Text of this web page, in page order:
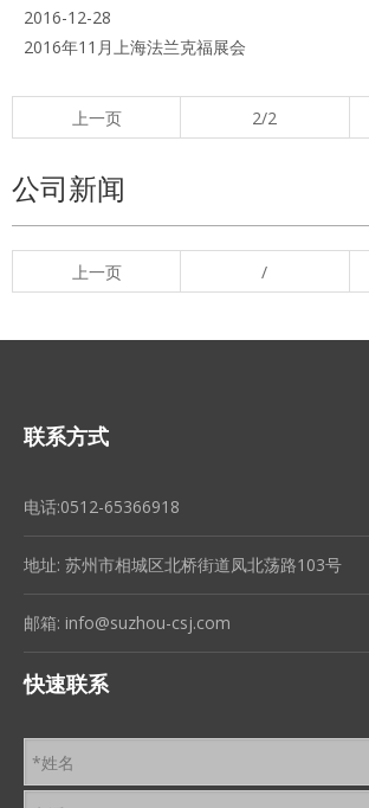
2016-12-28
2016年11月上海法兰克福展会
上一页 2/2
公司新闻
上一页 /
联系方式
电话:0512-65366918
地址: 苏州市相城区北桥街道凤北荡路103号
邮箱: info@suzhou-csj.com
快速联系